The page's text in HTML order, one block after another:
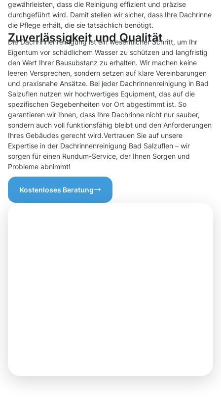
gewährleisten, dass die Reinigung effizient und präzise
durchgeführt wird. Damit stellen wir sicher, dass Ihre Dachrinne
die Pflege erhält, die sie tatsächlich benötigt.
Zuverlässigkeit und Qualität
Die Dachrinnenreinigung ist ein wesentlicher Schritt, um Ihr
Eigentum vor schädlichem Wasser zu schützen und langfristig
den Wert Ihrer Bausubstanz zu erhalten. Wir machen keine
leeren Versprechen, sondern setzen auf klare Vereinbarungen
und praxisnahe Ansätze. Bei jeder Dachrinnenreinigung in Bad
Salzuflen nutzen wir hochwertiges Equipment, das auf die
spezifischen Gegebenheiten vor Ort abgestimmt ist. So
garantieren wir Ihnen, dass Ihre Dachrinne nicht nur sauber,
sondern auch voll funktionsfähig bleibt und den Anforderungen
Ihres Gebäudes gerecht wird.Vertrauen Sie auf unsere
Expertise in der Dachrinnenreinigung Bad Salzuflen – wir
sorgen für einen Rundum-Service, der Ihnen Sorgen und
Probleme abnimmt!
Kostenloses Beratung